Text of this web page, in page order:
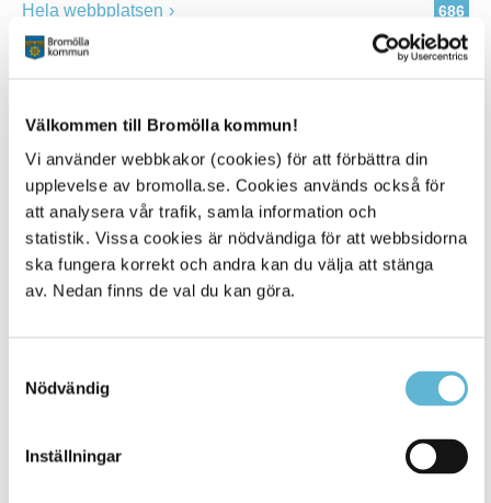
Välkommen till Bromölla kommun!
Vi använder webbkakor (cookies) för att förbättra din
upplevelse av bromolla.se. Cookies används också för
att analysera vår trafik, samla information och
statistik. Vissa cookies är nödvändiga för att webbsidorna
ska fungera korrekt och andra kan du välja att stänga
av. Nedan finns de val du kan göra.
Nödvändig
Inställningar
686
Hela webbplatsen
Alla platser
KONTAKT